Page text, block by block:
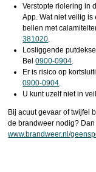
Verstopte riolering in
App. Wat niet veilig
bellen met
381020.
Losliggende
Bel0900-0904.
Er is risico op
0900-0904.
U kunt uzelf niet in
Bij acuut gevaar of twijfel
de brandweer nodig?
www.brandweer.nl/